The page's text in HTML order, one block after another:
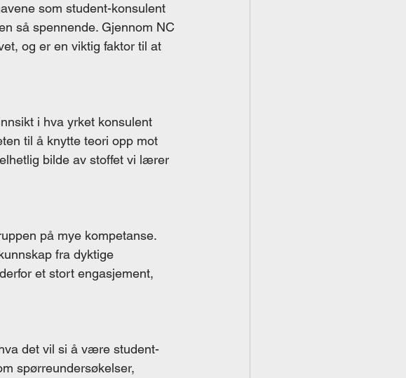
som student-konsulent
så spennende. Gjennom NC
og er en viktig faktor til at
i hva yrket konsulent
til å knytte teori opp mot
bilde av stoffet vi lærer
på mye kompetanse.
fra dyktige
et stort engasjement,
det vil si å være student-
spørreundersøkelser,